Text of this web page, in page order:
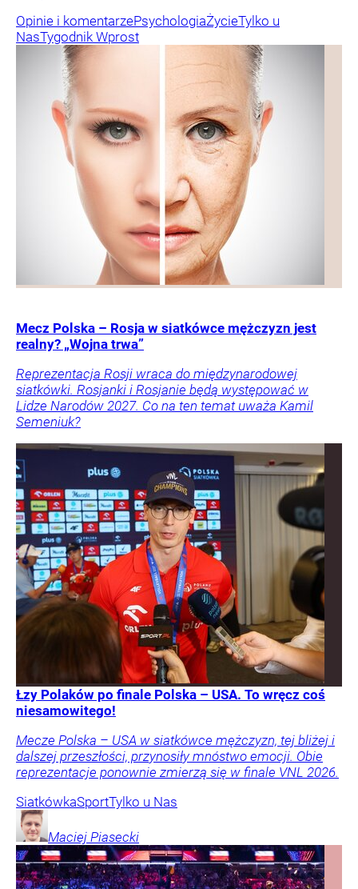
Opinie i komentarzePsychologiaŻycieTylko u
NasTygodnik Wprost
Mecz Polska – Rosja w siatkówce mężczyzn jest
realny? „Wojna trwa”
Reprezentacja Rosji wraca do międzynarodowej
siatkówki. Rosjanki i Rosjanie będą występować w
Lidze Narodów 2027. Co na ten temat uważa Kamil
Semeniuk?
Łzy Polaków po finale Polska – USA. To wręcz coś
niesamowitego!
Mecze Polska – USA w siatkówce mężczyzn, tej bliżej i
dalszej przeszłości, przynosiły mnóstwo emocji. Obie
reprezentacje ponownie zmierzą się w finale VNL 2026.
SiatkówkaSportTylko u Nas
Maciej Piasecki